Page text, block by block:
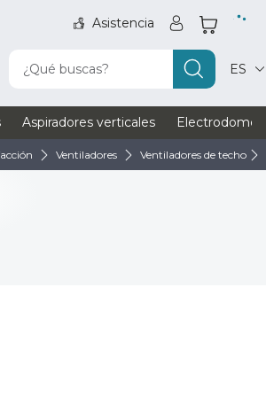
Asistencia
¿Qué buscas? ES
Aspiradores verticales
Ventiladores Ventiladores de techo